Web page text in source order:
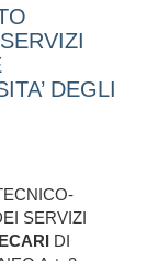
DEGLI
SERVIZI
DI